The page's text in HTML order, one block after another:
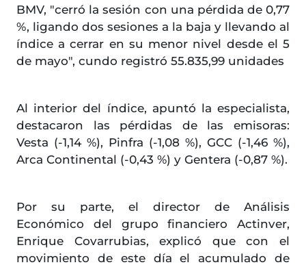
BMV, "cerró la sesión con una pérdida de 0,77
%, ligando dos sesiones a la baja y llevando al
índice a cerrar en su menor nivel desde el 5
de mayo", cundo registró 55.835,99 unidades
Al interior del índice, apuntó la especialista,
destacaron las pérdidas de las emisoras:
Vesta (-1,14 %), Pinfra (-1,08 %), GCC (-1,46 %),
Arca Continental (-0,43 %) y Gentera (-0,87 %).
Por su parte, el director de Análisis
Económico del grupo financiero Actinver,
Enrique Covarrubias, explicó que con el
movimiento de este día el acumulado de